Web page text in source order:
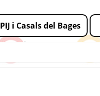
PIJ i Casals del Bages